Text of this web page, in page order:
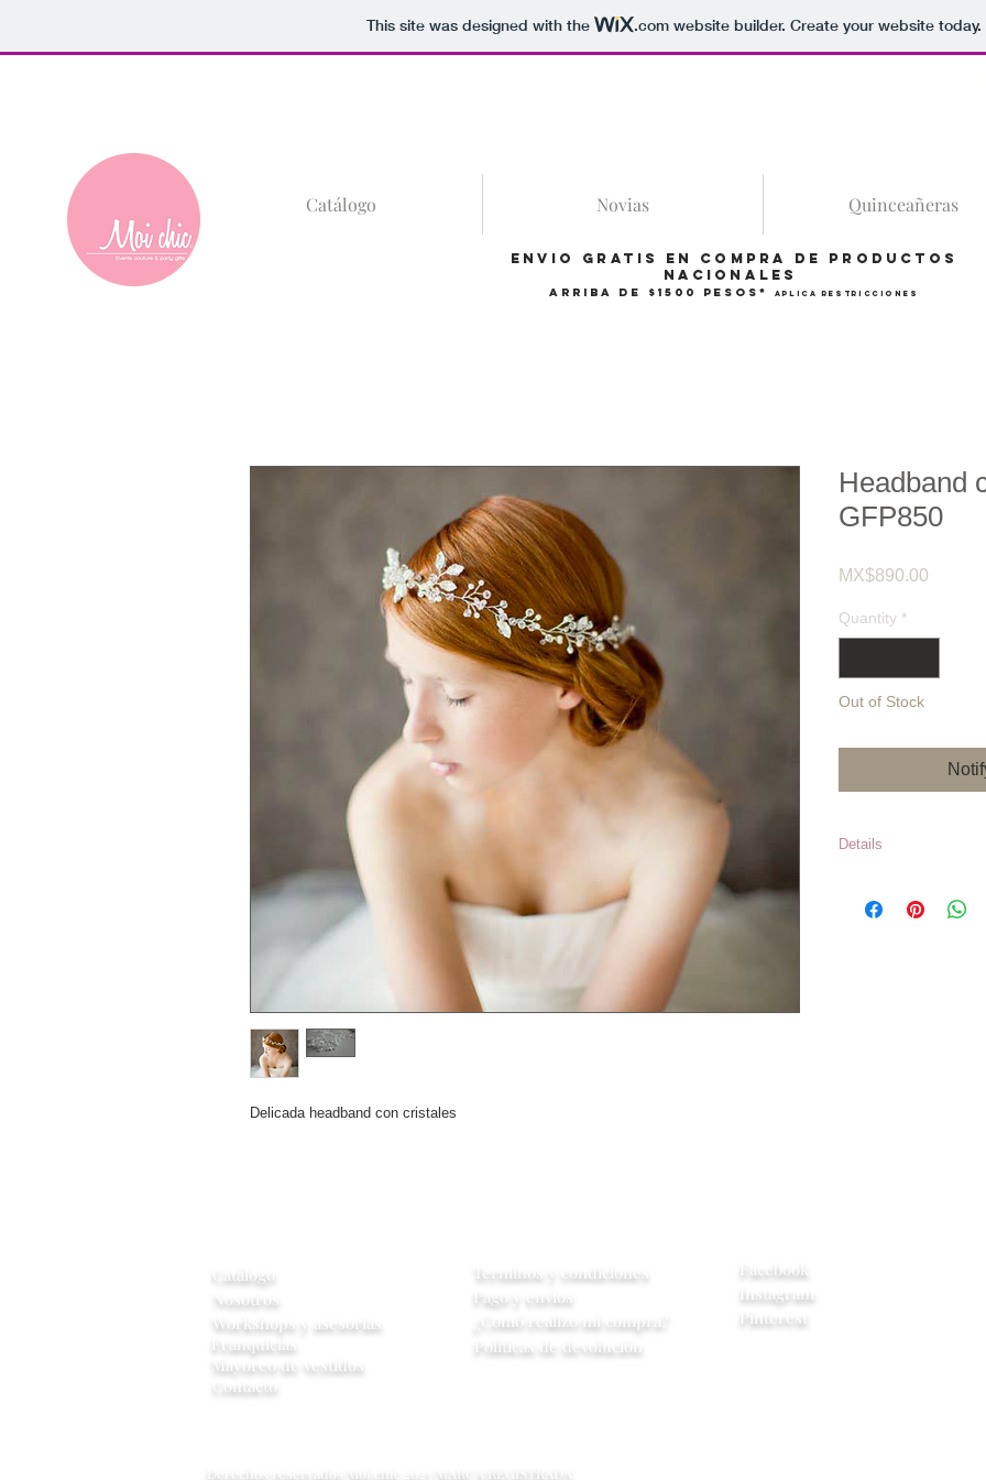
This site was designed with the .comwebsite builder. Create your website today.
Catálogo Novias Quinceañeras
Envio gratis en compra de productos
Nacionales
arriba de $1500 pesos* Aplica restricciones
Delicada headband con cristales
Headband
GFP850
MX$890.00
Quantity *
Out of Stock
Details
*Los
Facebook
Instagram
Pinterest
Catálogo
Nosotros
Workshops y
asesorias
Terminos y condiciones
Pago y envios
¿Comó realizo mi compra?
Franquicias
Políticas de devolución
Mayoreo de vestidos
Contacto
Derechos reservados Moi chic 2023 MARCA REGISTRADA